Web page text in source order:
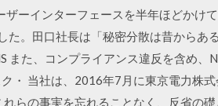
ーインターフェースを半年ほどかけ
た。田口社長は「秘密分散は昔からあ
また、コンプライアンス違反を含め
・ 当社は、2016年7月に東京電力株
らの事実を忘れることなく、反省の